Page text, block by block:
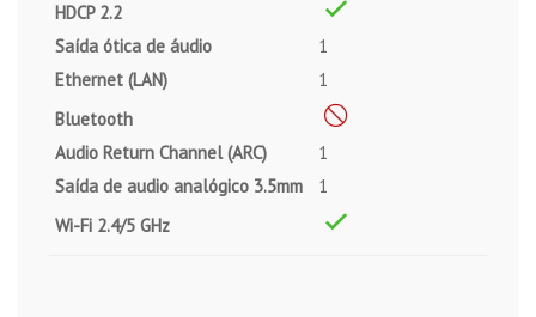
HDCP 2.2
Saída ótica de áudio
1
Ethernet (LAN)
1
Bluetooth
Audio Return Channel (ARC)
1
Saída de audio analógico 3.5mm
1
Wi-Fi 2.4/5 GHz